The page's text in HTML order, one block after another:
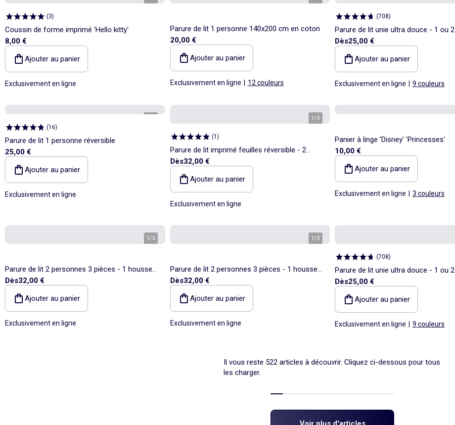
(3)
Coussin de forme imprimé 'Hello kitty'
8,00 €
Ajouter au panier
Exclusivement en ligne
Parure de lit 1 personne 140x200 cm en coton
20,00 €
Ajouter au panier
Exclusivement en ligne 12 couleurs
(708)
Parure de lit unie ultra douce - 1 ou 2
personnes
Dès25,00 €
Ajouter au panier
Exclusivement en ligne 9 couleurs
(16)
Parure de lit 1 personne réversible
25,00 €
Ajouter au panier
Exclusivement en ligne
1/3
(1 )
Parure de lit imprimé feuilles réversible - 2
personnes
Dès32,00 €
Ajouter au panier
Exclusivement en ligne
Panier à linge 'Disney' 'Princesses'
10,00 €
Ajouter au panier
Exclusivement en ligne 3 couleurs
1/3
Parure de lit 2 personnes 3 pièces - 1 housse
de couette + 2 taies d'oreiller
Dès32,00 €
Ajouter au panier
Exclusivement en ligne
1/3
Parure de lit 2 personnes 3 pièces - 1 housse
de couette + 2 taies d'oreiller
Dès32,00 €
Ajouter au panier
Exclusivement en ligne
(708)
Parure de lit unie ultra douce - 1 ou 2
personnes
Dès25,00 €
Ajouter au panier
Exclusivement en ligne 9 couleurs
Il vous reste 522 articles à découvrir. Cliquez ci-dessous pour tous
les charger.